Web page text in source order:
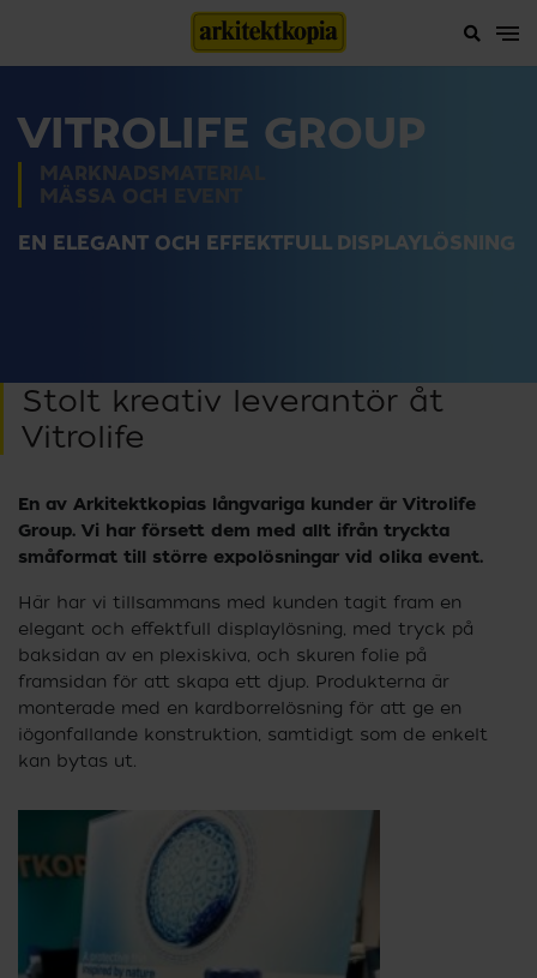
VITROLIFE GROUP
MARKNADSMATERIAL
MÄSSA OCH EVENT
EN ELEGANT OCH EFFEKTFULL DISPLAYLÖSNING
Stolt kreativ leverantör åt
Vitrolife
En av Arkitektkopias långvariga kunder är Vitrolife
Group. Vi har försett dem med allt ifrån tryckta
småformat till större expolösningar vid olika event.
Här har vi tillsammans med kunden tagit fram en
elegant och effektfull displaylösning, med tryck på
baksidan av en plexiskiva, och skuren folie på
framsidan för att skapa ett djup. Produkterna är
monterade med en kardborrelösning för att ge en
iögonfallande konstruktion, samtidigt som de enkelt
kan bytas ut.